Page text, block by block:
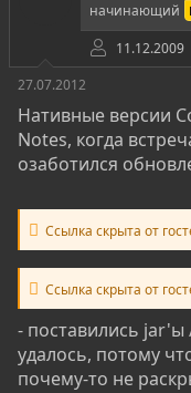
начинающий
11.12.2009
27.07.2012
Нативные версии
Notes, когда
озаботился
Ссылка скрыта от
Ссылка скрыта от
- поставились jar'ы
удалось, потому
почему-то не